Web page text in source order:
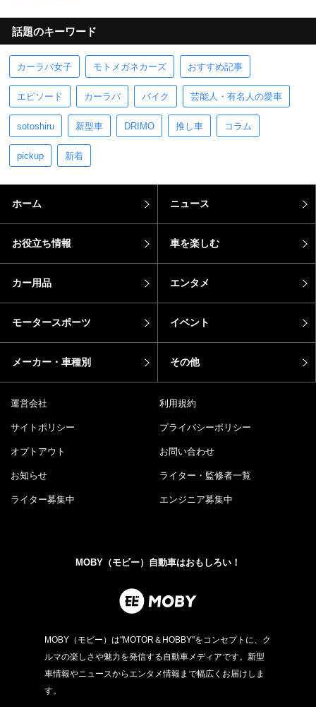
話題のキーワード
カーラバ女子 モトメガネカーズ おすすめ記事
エピソード カーラバ バイク 芸能人・有名人の愛車
sotoshiru 新型車 DRIMO 推し車 コラム
pickup 新着
ホーム ニュース
お役立ち情報 車を楽しむ
カー用品 エンタメ
モータースポーツ イベント
メーカー・車種別 その他
運営会社 利用規約
サイトポリシー プライバシーポリシー
オプトアウト お問い合わせ
お知らせ ライター・監修者一覧
ライター募集中 エンジニア募集中
MOBY（モビー）自動車はおもしろい！
MOBY（モビー）は"MOTOR＆HOBBY"をコンセプトに、ク
ルマの楽しさや魅力を発信する自動車メディアです。新型
車情報やニュースからエンタメ情報まで幅広くお届けしま
す。